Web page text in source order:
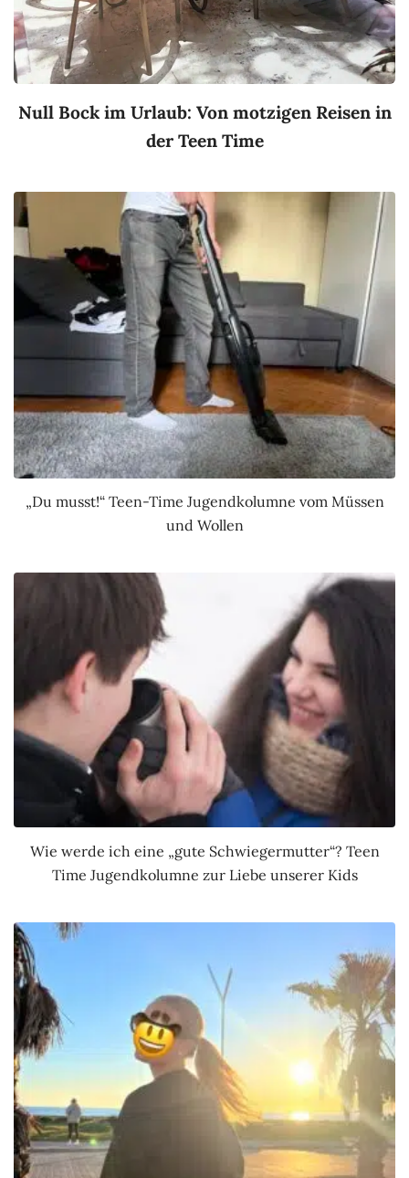
Null Bock im Urlaub: Von motzigen Reisen in
der Teen Time
„Du musst!“ Teen-Time Jugendkolumne vom Müssen
und Wollen
Wie werde ich eine „gute Schwiegermutter“? Teen
Time Jugendkolumne zur Liebe unserer Kids